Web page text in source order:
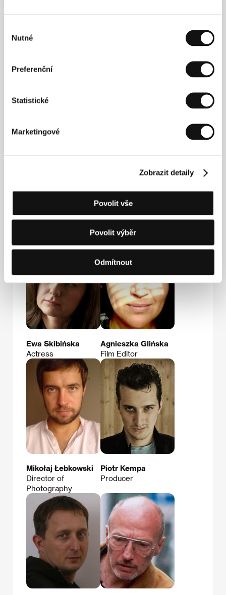
souhlasu
Nutné
Preferenční
Statistické
Marketingové
Zobrazit detaily
Povolit vše
Povolit výběr
Odmítnout
Sławomir
Film Crew
Mateusz
Kościukiewicz
Actor
Ewa Skibińska
Actress
Agnieszka Glińska
Film Editor
Mikołaj Łebkowski
Director of
Photography
Piotr Kempa
Producer